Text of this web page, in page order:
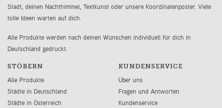
Stadt, deinen Nachthimmel, Textkunst oder unsere Koordinatenposter. Viele
tolle Ideen warten auf dich.
Alle Produkte werden nach deinen Wünschen individuell für dich in
Deutschland gedruckt.
STÖBERN
Alle Produkte
Städte in Deutschland
Städte in Österreich
KUNDENSERVICE
Über uns
Fragen und Antworten
Kundenservice